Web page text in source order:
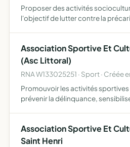
Proposer des activités
l'objectif de lutter contre la
Association Sportive Et
(Asc Littoral)
RNA W133025251 · Sport · Créée
Promouvoir les activités
prévenir la délinquance,
Association Sportive Et
Saint Henri